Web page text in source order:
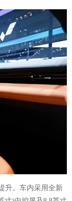
升。车内采用全新